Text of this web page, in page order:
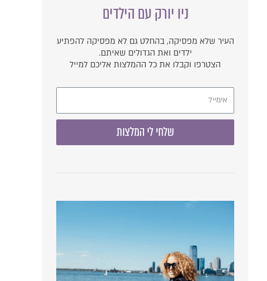
ניו יורק עם הילדים
העיר שלא מפסיקה, בהחלט גם לא מפסיקה להפתיע
ילדים ואת הגדולים שאיתם.
הצטרפו וקבלו את כל ההמלצות אליכם למייל
שלחי לי המלצות